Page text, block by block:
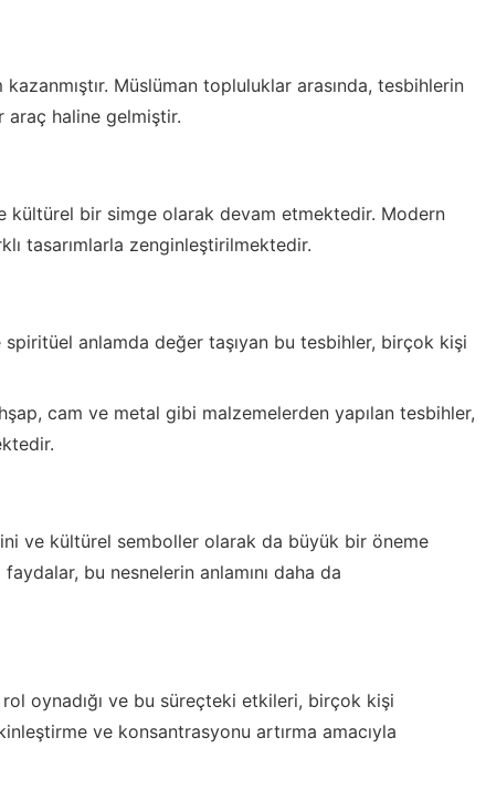
Müslüman topluluklar arasında, tesbihlerin
araç haline gelmiştir.
kültürel bir simge olarak devam etmektedir. Modern
tasarımlarla zenginleştirilmektedir.
spiritüel anlamda değer taşıyan bu tesbihler, birçok kişi
cam ve metal gibi malzemelerden yapılan tesbihler,
ve kültürel semboller olarak da büyük bir öneme
bu nesnelerin anlamını daha da
oynadığı ve bu süreçteki etkileri, birçok kişi
ve konsantrasyonu artırma amacıyla